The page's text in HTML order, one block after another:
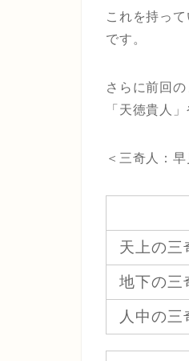
これを持っ
です。
さらに前回
「天徳貴人
＜三奇人：早
天上の三
地下の三
人中の三